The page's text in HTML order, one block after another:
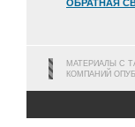
ОБРАТНАЯ
МАТЕРИАЛЫ С
КОМПАНИЙ